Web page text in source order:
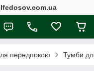
передпокою Тумби